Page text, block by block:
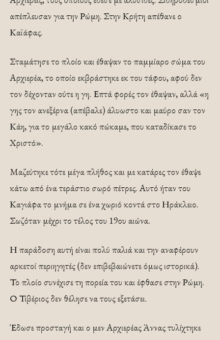
απέπλευσαν για την Ρώμη. Στην Κρήτη απέθανε ο
Καϊάφας.
Σταμάτησε το πλοίο και έθαψαν το παμμίαρο σώμα του
Αρχιερέα, το οποίο εκβράστηκε εκ του τάφου, αφού δεν
τον δέχονταν ούτε η γη. Επτά φορές τον έθαψαν, αλλά «η
γης τον ανεξέρνα (απέβαλε) άλυωστο και μαύρο σαν τον
Κάη, για το μεγάλο κακό πώκαμε, που καταδίκασε το
Χριστό».
Μαζεύτηκε τότε μέγα πλήθος και με κατάρες τον έθαψε
κάτω από ένα τεράστιο σωρό πέτρες. Αυτό ήταν του
Καγιάφα το μνήμα σε ένα χωριό κοντά στο Ηράκλειο.
Σωζόταν μέχρι το τέλος του 19ου αιώνα.
Η παράδοση αυτή είναι πολύ παλιά και την αναφέρουν
αρκετοί περιηγητές (δεν επιβεβαιώνετε όμως ιστορικά).
Το πλοίο συνέχισε τη πορεία του και έφθασε στην Ρώμη.
Ο Τιβέριος δεν θέλησε να τους εξετάσει.
Έδωσε προσταγή και ο μεν Αρχιερέας Άννας τυλίχτηκε